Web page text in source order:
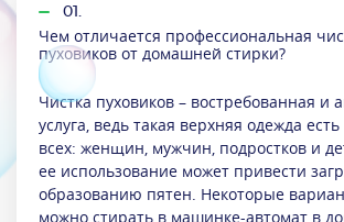
01.
Чем отличается профессиональная
пуховиков от домашней стирки?
Чистка пуховиков – востребованная и
услуга, ведь такая верхняя одежда
всех: женщин, мужчин, подростков и
ее использование может привести
образованию пятен. Некоторые
можно стирать в машинке-автомат в